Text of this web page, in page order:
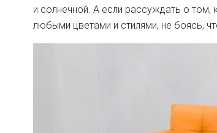
и солнечной. А если рассуждать о том,
любыми цветами и стилями, не боясь,